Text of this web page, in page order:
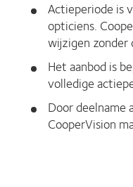
Actieperiode is
opticiens.
wijzigen zonder
Het aanbod is
volledige
Door deelname
CooperVision